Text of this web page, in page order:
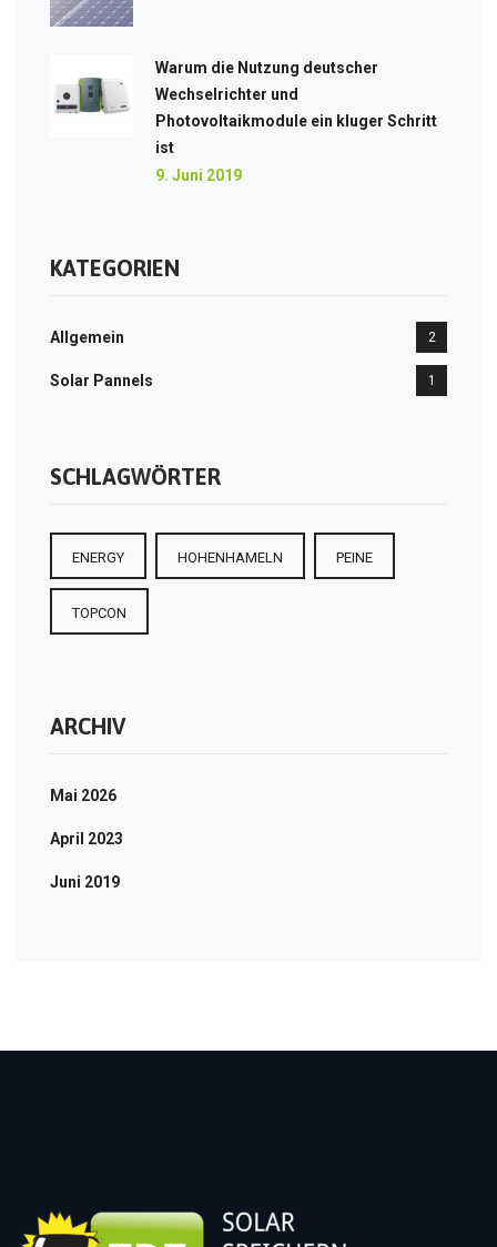
Warum die Nutzung deutscher
Wechselrichter und
Photovoltaikmodule ein kluger Schritt
ist
9. Juni 2019
KATEGORIEN
Allgemein 2
Solar Pannels 1
SCHLAGWÖRTER
ENERGY HOHENHAMELN PEINE
TOPCON
ARCHIV
Mai 2026
April 2023
Juni 2019